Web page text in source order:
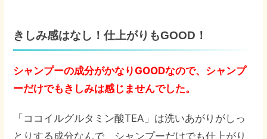
きしみ感はなし！仕上がりもGOOD！
シャンプーの成分がかなりGOODなので、シャンプ
ーだけでもきしみは感じませんでした。
「ココイルグルタミン酸TEA」は洗いあがりがしっ
とりする成分なんで、シャンプーだけでも仕上がり